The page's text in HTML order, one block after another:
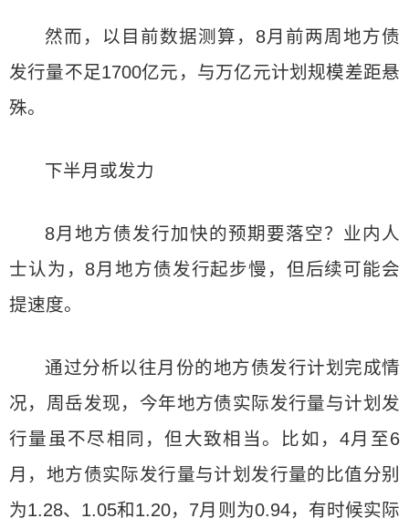
然而，以目前数据测算，8月前两周地方债
发行量不足1700亿元，与万亿元计划规模差距悬
殊。
下半月或发力
8月地方债发行加快的预期要落空？业内人
士认为，8月地方债发行起步慢，但后续可能会
提速度。
通过分析以往月份的地方债发行计划完成情
况，周岳发现，今年地方债实际发行量与计划发
行量虽不尽相同，但大致相当。比如，4月至6
月，地方债实际发行量与计划发行量的比值分别
为1.28、1.05和1.20，7月则为0.94，有时候实际